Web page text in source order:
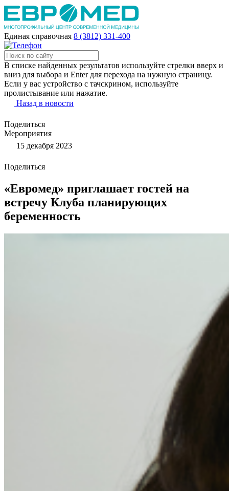
Единая справочная 8 (3812) 331-400
В списке найденных результатов используйте стрелки вверх и
вниз для выбора и Enter для перехода на нужную страницу.
Если у вас устройство с тачскрином, используйте
пролистывание или нажатие.
Назад в новости
Поделиться
Мероприятия
15 декабря 2023
Поделиться
«Евромед» приглашает гостей на
встречу Клуба планирующих
беременность